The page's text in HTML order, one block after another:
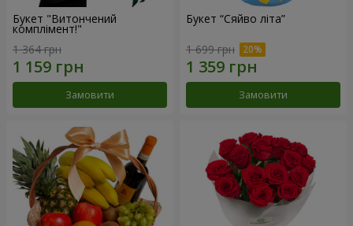
Букет "Витончений
комплімент!"
1 364 грн
Замовити
Букет “Сяйво літа”
1 699 грн
Замовити